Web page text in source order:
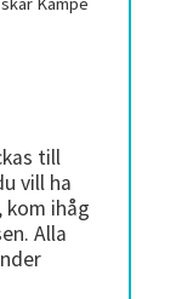
till
vill ha
ihåg
Alla